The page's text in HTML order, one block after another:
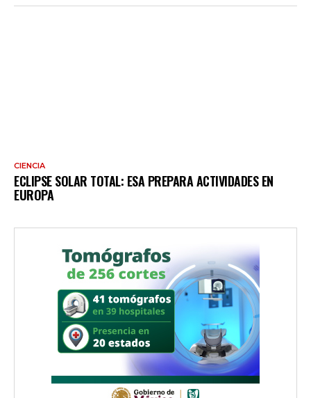
CIENCIA
ECLIPSE SOLAR TOTAL: ESA PREPARA ACTIVIDADES EN
EUROPA